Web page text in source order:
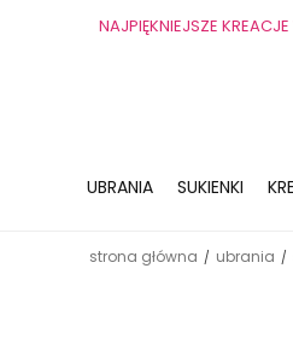
NAJPIĘKNIEJSZE
UBRANIA SUKIENKI
strona główna / ubrania /